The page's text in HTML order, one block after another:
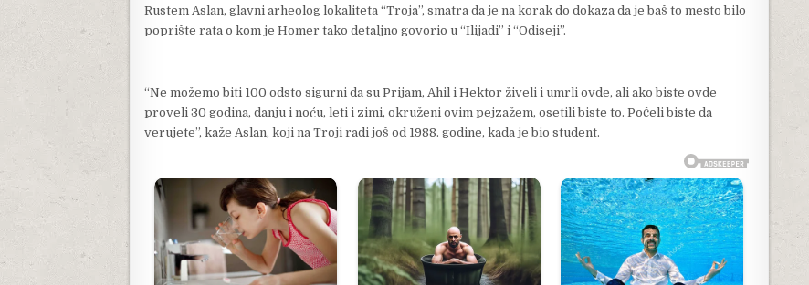
Rustem Aslan, glavni arheolog lokaliteta “Troja”, smatra da je na korak do dokaza da je baš to mesto bilo
poprište rata o kom je Homer tako detaljno govorio u “Ilijadi” i “Odiseji”.
“Ne možemo biti 100 odsto sigurni da su Prijam, Ahil i Hektor živeli i umrli ovde, ali ako biste ovde
proveli 30 godina, danju i noću, leti i zimi, okruženi ovim pejzažem, osetili biste to. Počeli biste da
verujete”, kaže Aslan, koji na Troji radi još od 1988. godine, kada je bio student.